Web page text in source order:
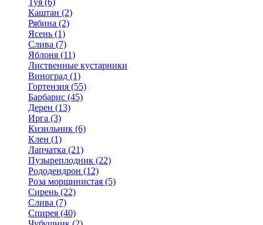
Туя (6)
Каштан (2)
Рябина (2)
Ясень (1)
Слива (7)
Яблоня (11)
Лиственные кустарники
Виноград (1)
Гортензия (55)
Барбарис (45)
Дерен (13)
Ирга (3)
Кизильник (6)
Клен (1)
Лапчатка (21)
Пузыреплодник (22)
Рододендрон (12)
Роза морщинистая (5)
Сирень (22)
Слива (7)
Спирея (40)